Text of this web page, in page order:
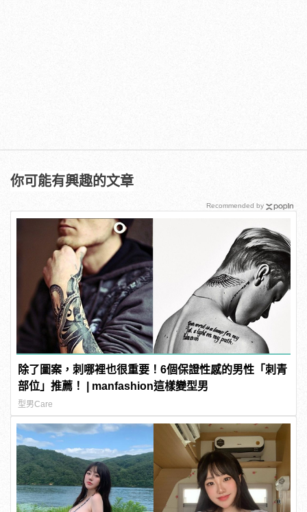
你可能有興趣的文章
除了圖案，刺哪裡也很重要！6個保證性感的男性「刺青
部位」推薦！ | manfashion這樣變型男
型男Care
Recommended by